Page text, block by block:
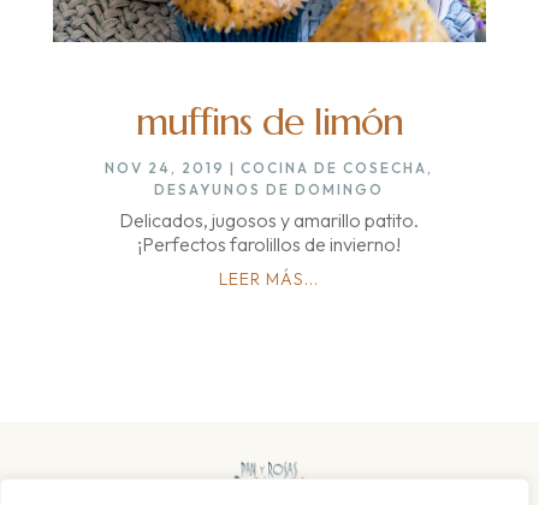
muffins de limón
NOV 24, 2019 |COCINA DE COSECHA
DESAYUNOS DE DOMINGO
Delicados, jugosos y amarillo patito.
¡Perfectos farolillos de invierno!
LEER MÁS...